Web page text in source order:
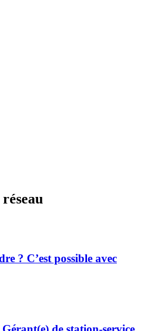
? C’est possible avec